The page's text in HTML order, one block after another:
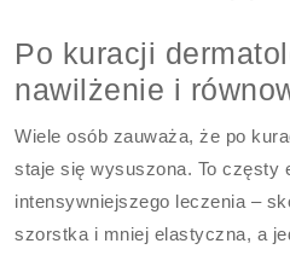
Po kuracji
nawilżenie i
Wiele osób zauważa, że po
staje się wysuszona. To częsty
intensywniejszego leczenia –
szorstka i mniej elastyczna, a